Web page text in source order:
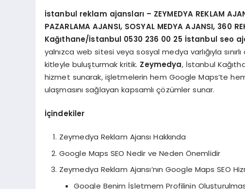
İstanbul reklam ajansları – ZEYMEDYA REKLAM
PAZARLAMA AJANSI, SOSYAL MEDYA AJANSI,
Kağıthane/İstanbul 0530 236 00 25 İstanbul seo
yalnızca web sitesi veya sosyal medya varlığıyla
kitleyle buluşturmak kritik. Zeymedya, İstanbul
hizmet sunarak, işletmelerin hem Google Maps’te
ulaşmasını sağlayan kapsamlı çözümler sunar.
İçindekiler
Zeymedya Reklam Ajansı Hakkında
Google Maps SEO Nedir ve Neden Önemlidir
Zeymedya Reklam Ajansı’nın Google Maps SEO
Google Benim İşletmem Profilinin